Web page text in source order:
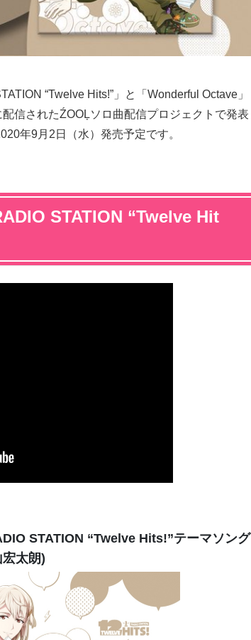
“Twelve Hits!”」と「Wonderful Octave」
信されたŹOOĻソロ曲配信プロジェクトで発表
年9月2日（水）発売予定です。
STATION “Twelve Hit
STATION “Twelve Hits!”テーマソング
太朗)